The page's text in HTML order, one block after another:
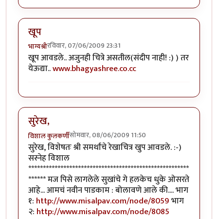
खूप
भाग्यश्रीरविवार, 07/06/2009 23:31
खूप आवडले.. अजुनही चित्रे असतील(संदीप नाही! :) ) तर
येऊद्या..www.bhagyashree.co.cc
सुरेख,
विशाल कुलकर्णीसोमवार, 08/06/2009 11:50
सुरेख, विशेषतः श्री समर्थांचे रेखाचित्र खुप आवडले. :-)
सस्नेह विशाल
*******************************************************
****** मज पिसे लागलेले सुखांचे गे हलकेच धुके ओसरते
आहे... आमचं नवीन पाडकाम : बोलावणे आले की.... भाग
१: http://www.misalpav.com/node/8059भाग
२: http://www.misalpav.com/node/8085